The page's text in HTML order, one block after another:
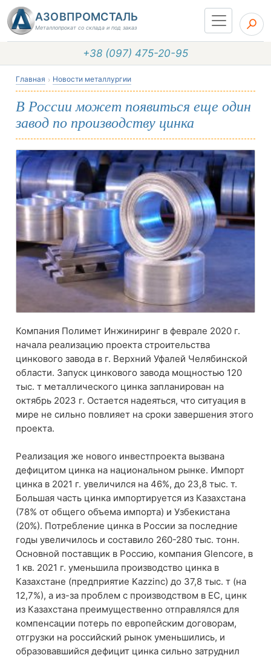
АЗОВПРОМСТАЛЬ
Металлопрокат со склада и под заказ
+38 (097) 475-20-95
Главная Новости металлургии
В России может появиться еще один
завод по производству цинка
Компания Полимет Инжиниринг в феврале 2020 г.
начала реализацию проекта строительства
цинкового завода в г. Верхний Уфалей Челябинской
области. Запуск цинкового завода мощностью 120
тыс. т металлического цинка запланирован на
октябрь 2023 г. Остается надеяться, что ситуация в
мире не сильно повлияет на сроки завершения этого
проекта.
Реализация же нового инвестпроекта вызвана
дефицитом цинка на национальном рынке. Импорт
цинка в 2021 г. увеличился на 46%, до 23,8 тыс. т.
Большая часть цинка импортируется из Казахстана
(78% от общего объема импорта) и Узбекистана
(20%). Потребление цинка в России за последние
годы увеличилось и составило 260-280 тыс. тонн.
Основной поставщик в Россию, компания Glencore, в
1 кв. 2021 г. уменьшила производство цинка в
Казахстане (предприятие Kazzinc) до 37,8 тыс. т (на
12,7%), а из-за проблем с производством в ЕС, цинк
из Казахстана преимущественно отправлялся для
компенсации потерь по европейским договорам,
отгрузки на российский рынок уменьшились, и
образовавшийся дефицит цинка сильно затруднил